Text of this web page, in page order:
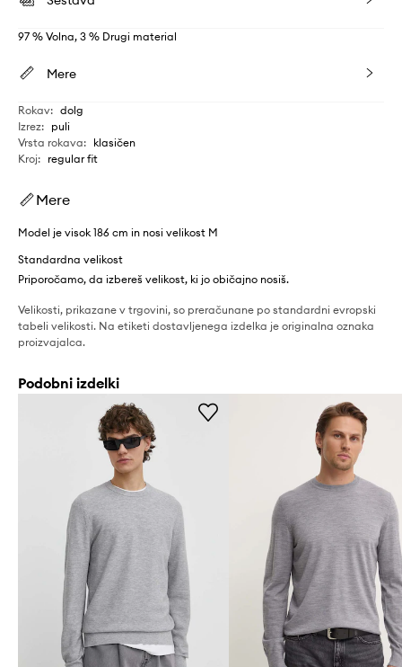
97 % Volna, 3 % Drugi material
Mere
Rokav: dolg
Izrez: puli
Vrsta rokava: klasičen
Kroj: regular fit
Mere
Model je visok 186 cm in nosi velikost M
Standardna velikost
Priporočamo, da izbereš velikost, ki jo običajno nosiš.
Velikosti, prikazane v trgovini, so preračunane po standardni evropski
tabeli velikosti. Na etiketi dostavljenega izdelka je originalna oznaka
proizvajalca.
Podobni izdelki